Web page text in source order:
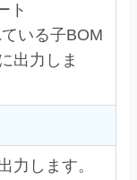
ト
いる子BOM
出力しま
力します。